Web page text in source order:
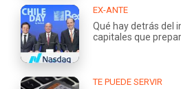
EX-ANTE
Qué hay detrás del
capitales que
TE PUEDE SERVIR